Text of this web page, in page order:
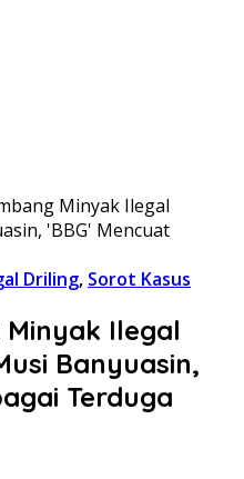
Minyak Ilegal
'BBG' Mencuat
Driling, Sorot Kasus
Ilegal
Banyuasin,
Terduga